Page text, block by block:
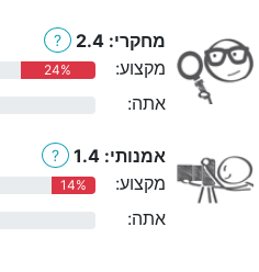
מחקרי: 2.4 ?
מקצוע: 24%
אתה:
אמנותי: 1.4 ?
מקצוע: 14%
אתה: